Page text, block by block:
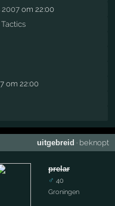
2007om 22:00
om 22:00
uitgebreid · beknopt
prelar
♂ 40
Groningen